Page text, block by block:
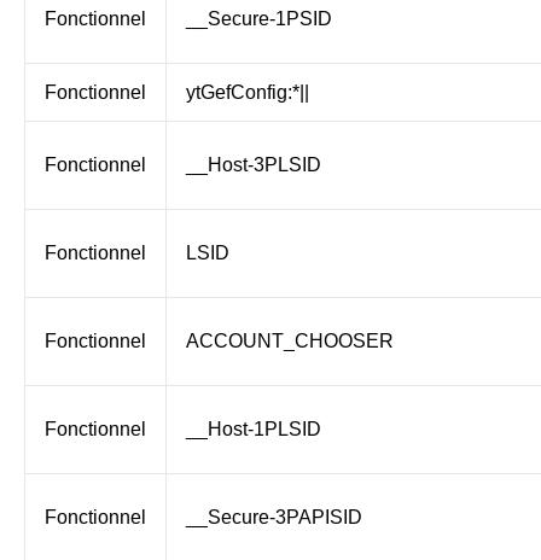
Fonctionnel __Secure-1PSID
Fonctionnel ytGefConfig:*||
Fonctionnel __Host-3PLSID
Fonctionnel LSID
Fonctionnel ACCOUNT_CHOOSER
Fonctionnel __Host-1PLSID
Fonctionnel __Secure-3PAPISID